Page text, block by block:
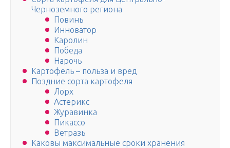
Черноземного региона
Повинь
Инноватор
Каролин
Победа
Нарочь
Картофель – польза и вред
Поздние сорта картофеля
Лорх
Астерикс
Журавинка
Пикассо
Ветразь
Каковы максимальные сроки хранения